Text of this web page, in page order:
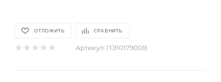
ОТЛОЖИТЬ СРАВНИТЬ
Артикул: ПЭ1017900В